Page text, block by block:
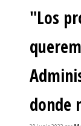
"Los
donde